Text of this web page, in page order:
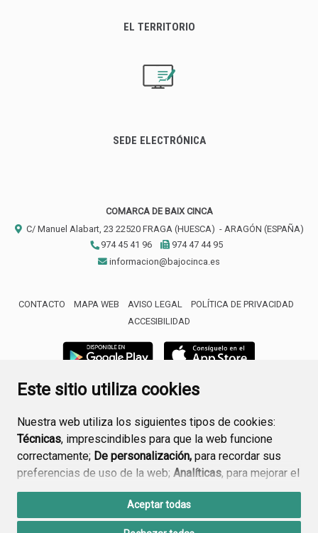
Este sitio utiliza cookies
Nuestra web utiliza los siguientes tipos de cookies:
Técnicas, imprescindibles para que la web funcione
correctamente; De personalización, para recordar sus
preferencias de uso de la web; Analíticas, para mejorar el
funcionamiento de la web y sus servicios.
Si acepta pulsando el botón“Aceptar todas”
Aceptar todas
EL TERRITORIO
SEDE ELECTRÓNICA
COMARCA DE BAIX CINCA
C/ Manuel Alabart, 23 22520 FRAGA (HUESCA) - ARAGÓN (ESPAÑA)
974 45 41 96
974 47 44 95
informacion@bajocinca.es
CONTACTO MAPA WEB AVISO LEGAL
POLÍTICA DE PRIVACIDAD
ACCESIBILIDAD